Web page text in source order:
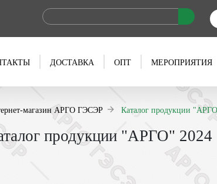
ДОСТАВКА ОПТ МЕРОПРИЯТИЯ
магазин АРГО ГЭСЭР Каталог продукции
продукции "АРГО" 2024